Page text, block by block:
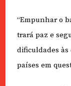
“Empunhar o
trará paz e
dificuldades às
países em